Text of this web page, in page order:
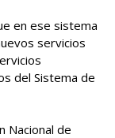
en ese sistema
servicios
del Sistema de
Nacional de